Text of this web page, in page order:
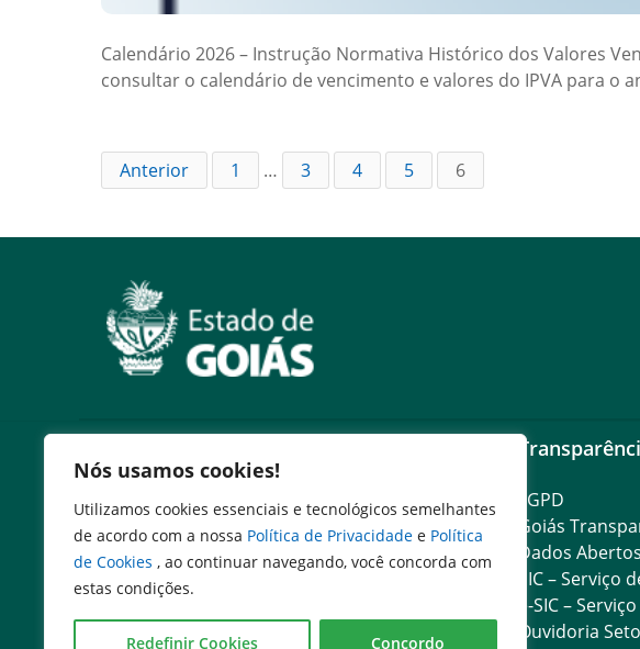
Nós usamos cookies!
Utilizamos cookies essenciais e tecnológicos semelhantes
de acordo com a nossa Política de Privacidade e Política
de Cookies , ao continuar navegando, você concorda com
estas condições.
Redefinir Cookies Concordo
Calendário 2026 – Instrução Normativa Histórico dos Valores
consultar o calendário de vencimento e valores do IPVA para o
Anterior 1 … 3 4 5 6
Expresso Goiás
Expresso Aplicações
Expresso Servidor
SEI Governadoria
Cadastro de Autoridades
Escola de Governo
LGPD
Goiás
Dados
SIC –
e-SIC –
Ouvidoria